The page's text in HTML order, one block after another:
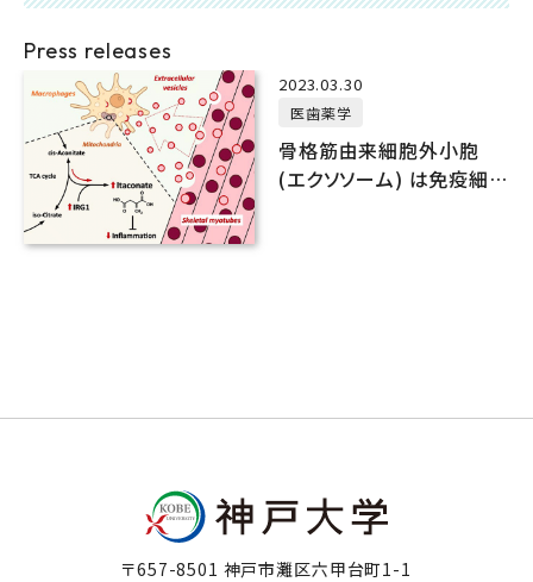
Press releases
2023.03.30
医歯薬学
骨格筋由来細胞外小胞
(エクソソーム) は免疫細胞
〒657-8501 神戸市灘区六甲台町1-1